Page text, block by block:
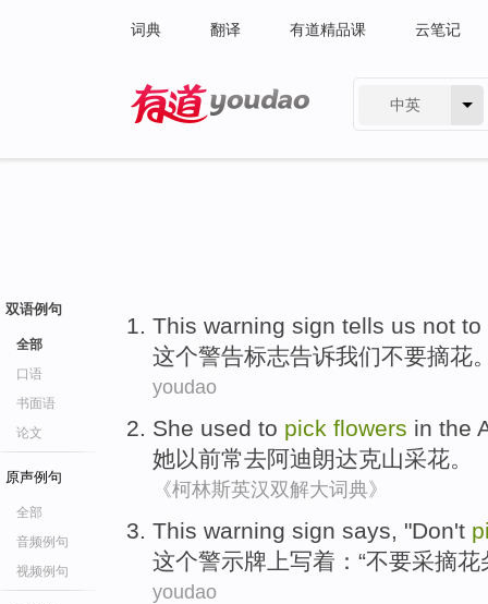
词典 翻译 有道精品课 云笔记
中英
双语例句
全部
口语
书面语
论文
原声例句
全部
音频例句
视频例句
This warning sign tells us not to
这个警告标志告诉我们不要摘花
youdao
She used to pick flowers in the
她以前常去阿迪朗达克山采花。
《柯林斯英汉双解大词典》
This warning sign says, "Don't
这个警示牌上写着：“不要采摘花
youdao